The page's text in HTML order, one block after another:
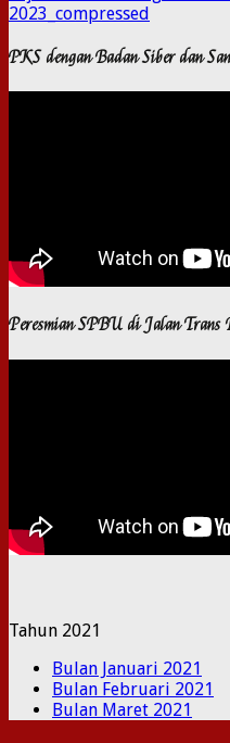
2023_compressed
PKS dengan Badan Siber dan
Peresmian SPBU di Jalan Trans
Tahun 2021
Bulan Januari 2021
Bulan Februari 2021
Bulan Maret 2021